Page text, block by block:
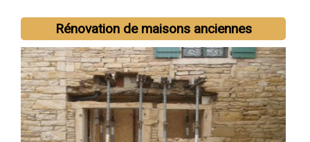
Rénovation de maisons anciennes